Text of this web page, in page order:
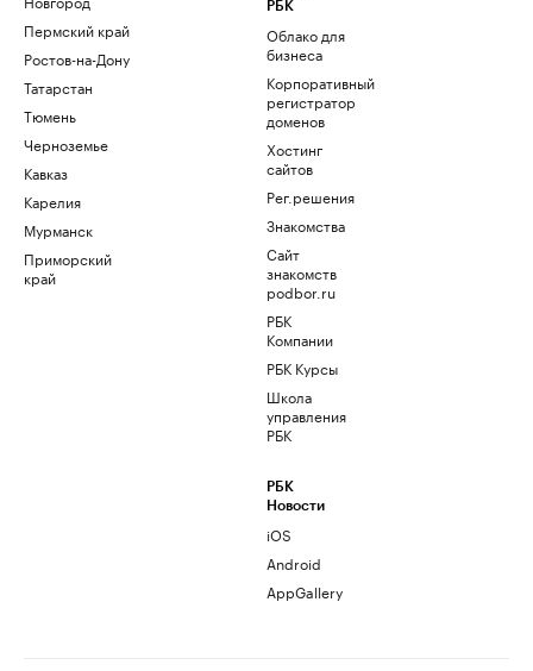
Пермский край
Ростов-на-Дону
Татарстан
Тюмень
Черноземье
Кавказ
Карелия
Мурманск
Приморский
край
РБК
Облако для
бизнеса
Корпоративный
регистратор
доменов
Хостинг
сайтов
Рег.решения
Знакомства
Сайт
знакомств
podbor.ru
РБК
Компании
РБК Курсы
Школа
управления
РБК
РБК
Новости
iOS
Android
AppGallery